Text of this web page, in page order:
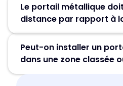
Le portail métallique
distance par rapport à
publique. Il doit
l’intérieur de la limite de
recul imposé dans
Peut-on installer un
dans une zone classée